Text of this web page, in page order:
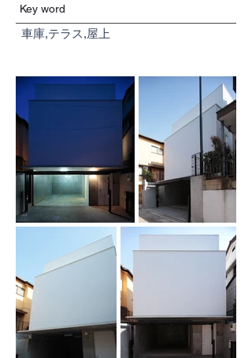
Key word
車庫,テラス,屋上